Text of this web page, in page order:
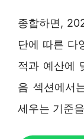
종합하면,
단에 따른 다
적과 예산에
음 섹션에서
세우는 기준